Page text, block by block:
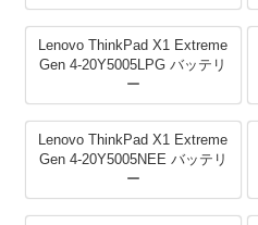
Lenovo ThinkPad X1 Extreme
Gen 4-20Y5005LPG バッテリ
ー
Lenovo ThinkPad X1 Extreme
Gen 4-20Y5005NEE バッテリ
ー